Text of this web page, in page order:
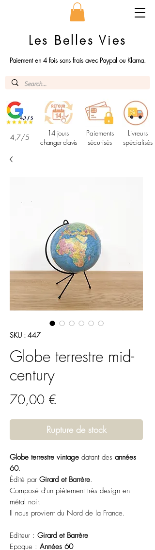
Les Belles Vies
Paiement en 4 fois sans frais avec Paypal ou Klarna.
4,7/5
14 jours
changer d'avis
Paiements
sécurisés
Livreurs
spécialisés
SKU : 447
Globe terrestre mid-
century
70,00 €
Rupture de stock
Globe terrestre vintage datant des années
60.
Édité par Girard et Barrère.
Composé d'un piétement très design en
métal noir.
Il nous provient du Nord de la France.
Editeur : Girard et Barrère
Epoque : Années 60